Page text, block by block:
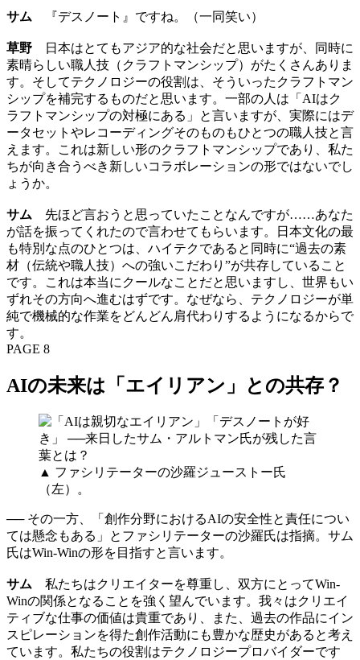
サム 『デスノート』ですね。（一同笑い）
草野 日本はとてもアジア的な社会だと思いますが、同時に
素晴らしい職人技（クラフトマンシップ）がたくさんありま
す。そしてテクノロジーの役割は、そういったクラフトマン
シップを補完するものだと思います。一部の人は「AIはク
ラフトマンシップの対極にある」と言いますが、実際にはデ
ータセットやレコーディングそのものもひとつの職人技と言
えます。これは新しい形のクラフトマンシップであり、私た
ちが向き合うべき新しいコラボレーションの形ではないでし
ょうか。
サム 先ほど言おうと思っていたことなんですが……あなた
が話を振ってくれたので言わせてもらいます。日本文化の最
も特別な点のひとつは、ハイテクであると同時に“過去の素
材（伝統や職人技）への強いこだわり”が共存していること
です。これは本当にクールなことだと思いますし、世界もい
ずれその方向へ進むはずです。なぜなら、テクノロジーが単
純で機械的な作業をどんどん肩代わりするようになるからで
す。
PAGE 8
AIの未来は「エイリアン」との共存？
▲ ファシリテーターの沙羅ジューストー氏
（左）。
── その一方、「創作分野におけるAIの安全性と責任につい
ては懸念もある」とファシリテーターの沙羅氏は指摘。サム
氏はWin-Winの形を目指すと言います。
サム 私たちはクリエイターを尊重し、双方にとってWin-
Winの関係となることを強く望んでいます。我々はクリエイ
ティブな仕事の価値は貴重であり、また、過去の作品にイン
スピレーションを得た創作活動にも豊かな歴史があると考え
ています。私たちの役割はテクノロジープロバイダーです